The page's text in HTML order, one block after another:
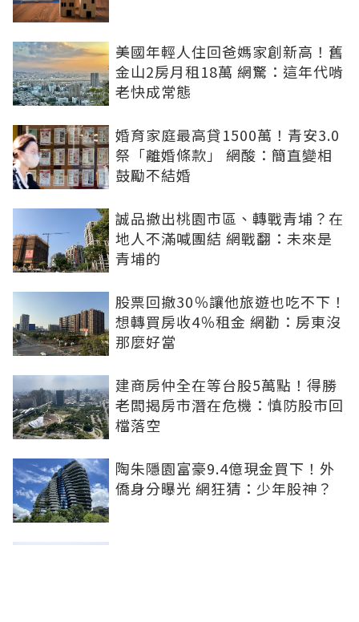
美國年輕人住回爸媽家創新高！舊
金山2房月租18萬 網驚：這年代啃
老快成常態
婚育家庭最高貸1500萬！青安3.0
祭「離婚條款」 網酸：簡直變相
鼓勵不結婚
誠品撤出桃園市區、轉戰青埔？在
地人不滿喊團結 網戰翻：未來是
青埔的
股票回撤30％讓他旅遊也吃不下！
想轉買房收4％租金 網勸：房東沒
那麼好當
建商房仲全在等台股5萬點！得勝
老闆揭房市潛在危機：慎防股市回
檔落空
陶朱隱園富豪9.4億現金買下！外
僑身分曝光 網狂猜：少年股神？